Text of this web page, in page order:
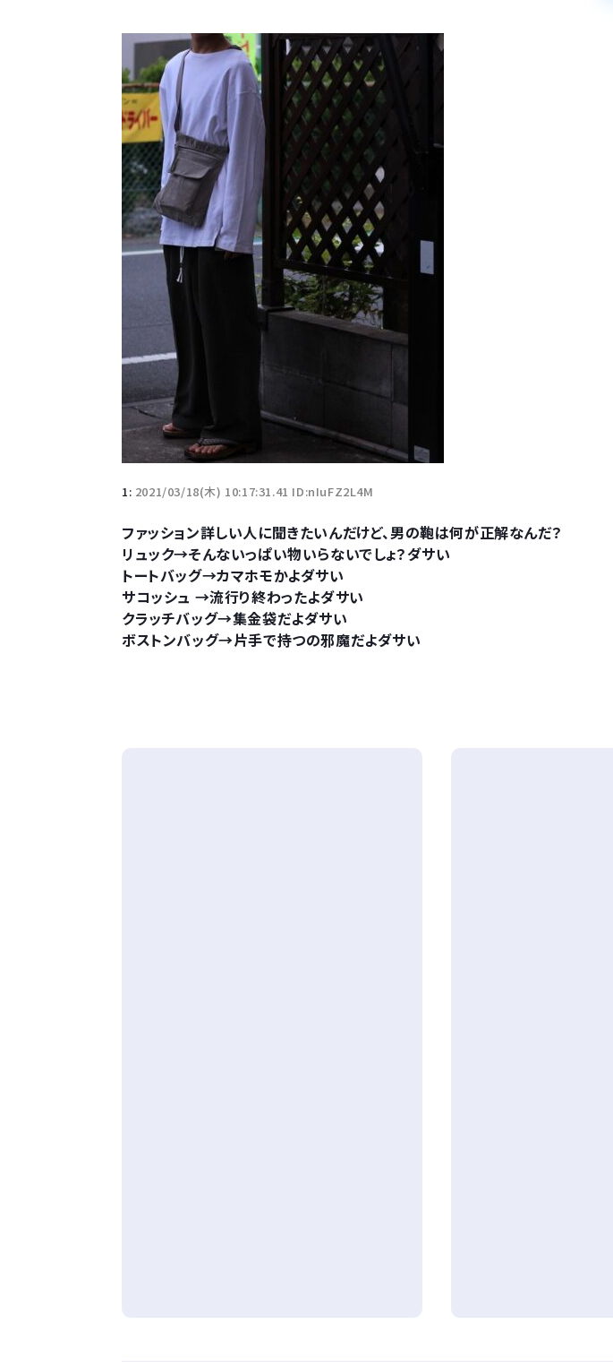
1: 2021/03/18(木) 10:17:31.41 ID:nIuFZ2L4M
ファッション詳しい人に聞きたいんだけど、男の鞄は何が正解なんだ？
リュック→そんないっぱい物いらないでしょ？ダサい
トートバッグ→カマホモかよダサい
サコッシュ →流行り終わったよダサい
クラッチバッグ→集金袋だよダサい
ボストンバッグ→片手で持つの邪魔だよダサい